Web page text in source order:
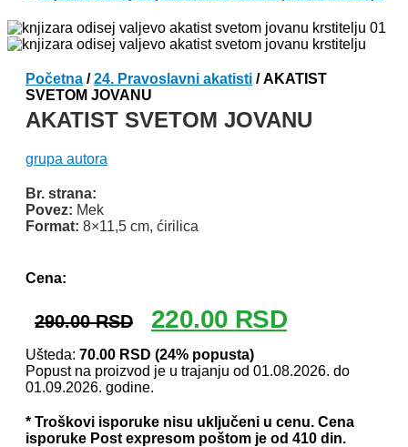
Početna /24. Pravoslavni akatisti / AKATIST
SVETOM JOVANU
AKATIST SVETOM JOVANU
grupa autora
Br. strana:
Povez: Mek
Format: 8×11,5 cm, ćirilica
Cena:
290.00RSD
Originalna
cena
je
bila:
290.00 RSD.
220.00 RSDTrenutna
cena
220.00 RSD.
Ušteda: 70.00 RSD (24% popusta)
Popust na proizvod je u trajanju od 01.08.2026. do
01.09.2026. godine.
* Troškovi isporuke nisu uključeni u cenu. Cena
isporuke Post expresom poštom je od 410 din.